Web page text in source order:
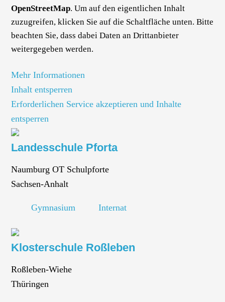
OpenStreetMap. Um auf den eigentlichen Inhalt
zuzugreifen, klicken Sie auf die Schaltfläche unten. Bitte
beachten Sie, dass dabei Daten an Drittanbieter
weitergegeben werden.
Mehr Informationen
Inhalt entsperren
Erforderlichen Service akzeptieren und Inhalte
entsperren
Landesschule Pforta
Naumburg OT Schulpforte
Sachsen-Anhalt
Gymnasium Internat
Klosterschule Roßleben
Roßleben-Wiehe
Thüringen